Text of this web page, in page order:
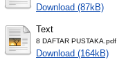
Download (87kB)
Text
8 DAFTAR PUSTAKA.pdf
Download (164kB)